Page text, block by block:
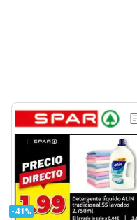
-41%